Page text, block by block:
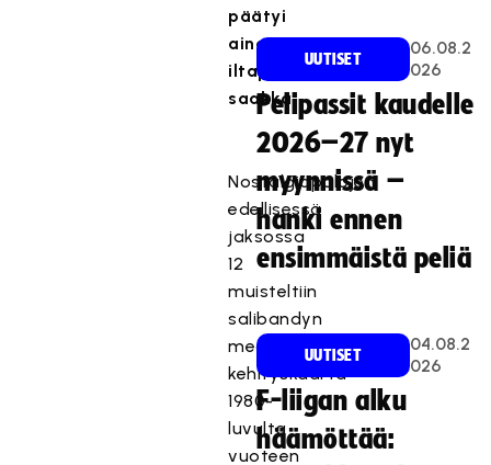
päätyi
aina
iltapäivälehteen
saakka.
Nostalgiapalojen
edellisessä
jaksossa
12
muisteltiin
salibandyn
medianäkyvyyden
kehityskaarta
1980-
luvulta
vuoteen
UUTISET
06.08.2
026
Pelipassit kaudelle
2026–27 nyt
myynnissä –
hanki ennen
ensimmäistä peliä
UUTISET
04.08.2
026
F-liigan alku
häämöttää: